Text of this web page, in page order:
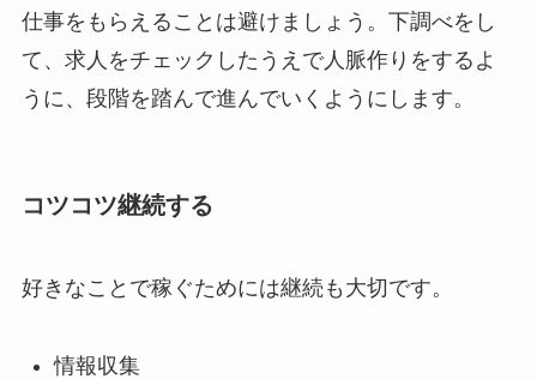
仕事をもらえることは避けましょう。下調べをし
て、求人をチェックしたうえで人脈作りをするよ
うに、段階を踏んで進んでいくようにします。
コツコツ継続する
好きなことで稼ぐためには継続も大切です。
情報収集